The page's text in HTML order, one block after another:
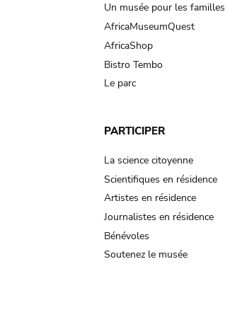
Un musée pour les familles
AfricaMuseumQuest
AfricaShop
Bistro Tembo
Le parc
PARTICIPER
La science citoyenne
Scientifiques en résidence
Artistes en résidence
Journalistes en résidence
Bénévoles
Soutenez le musée